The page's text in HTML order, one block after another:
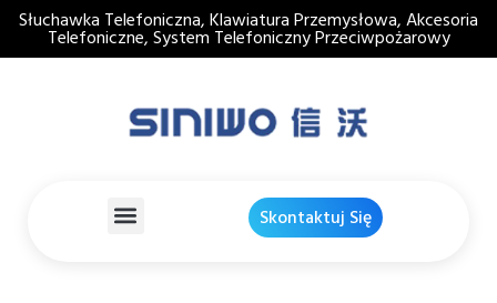
Słuchawka Telefoniczna, Klawiatura Przemysłowa, Akcesoria
Telefoniczne, System Telefoniczny Przeciwpożarowy
Skontaktuj Się